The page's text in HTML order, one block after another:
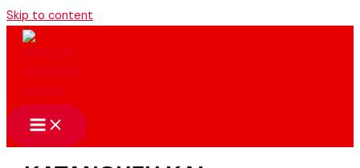
Skip to content